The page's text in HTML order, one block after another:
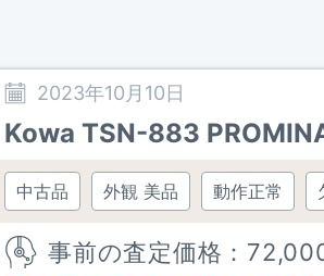
2023年10月10日
Kowa TSN-883
中古品 外観 美品 動作正常
事前の査定価格：